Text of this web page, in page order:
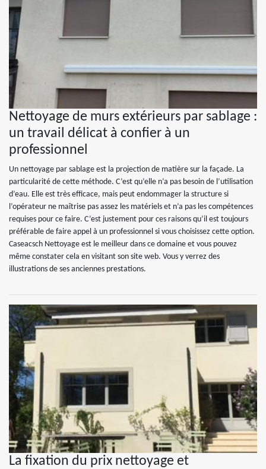
Nettoyage de murs extérieurs par sablage :
un travail délicat à confier à un
professionnel
Un nettoyage par sablage est la projection de matière sur la façade. La
particularité de cette méthode. C’est qu’elle n’a pas besoin de l’utilisation
d’eau. Elle est très efficace, mais peut endommager la structure si
l’opérateur ne maîtrise pas assez les matériels et n’a pas les compétences
requises pour ce faire. C’est justement pour ces raisons qu’il est toujours
préférable de faire appel à un professionnel si vous choisissez cette option.
Caseacsch Nettoyage est le meilleur dans ce domaine et vous pouvez
même constater cela en visitant son site web. Vous y verrez des
illustrations de ses anciennes prestations.
La fixation du prix nettoyage et